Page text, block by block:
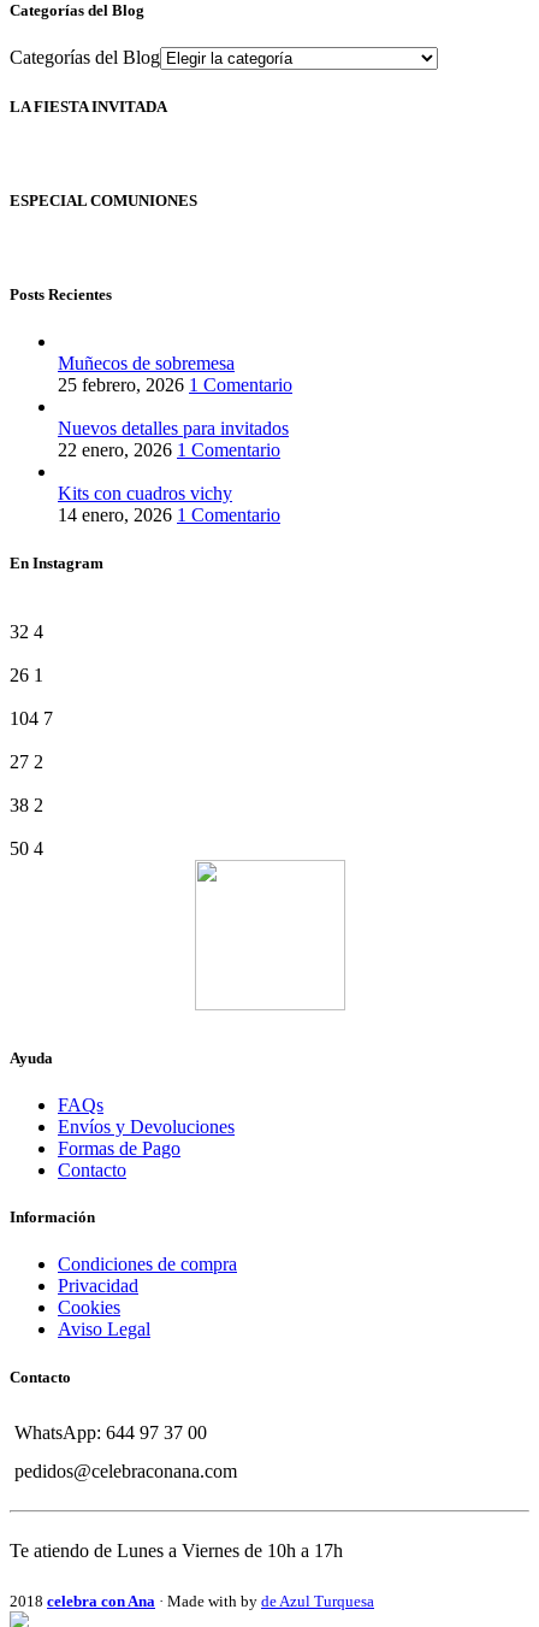
Categorías del Blog
Categorías del Blog
LA FIESTA INVITADA
ESPECIAL COMUNIONES
Posts Recientes
Muñecos de sobremesa
25 febrero, 2026 1 Comentario
Nuevos detalles para invitados
22 enero, 2026 1 Comentario
Kits con cuadros vichy
14 enero, 2026 1 Comentario
En Instagram
32 4
26 1
104 7
27 2
38 2
50 4
Ayuda
FAQs
Envíos y Devoluciones
Formas de Pago
Contacto
Información
Condiciones de compra
Privacidad
Cookies
Aviso Legal
Contacto
WhatsApp: 644 97 37 00
pedidos@celebraconana.com
Te atiendo de Lunes a Viernes de 10h a 17h
2018 celebra con Ana · Made with by de Azul Turquesa